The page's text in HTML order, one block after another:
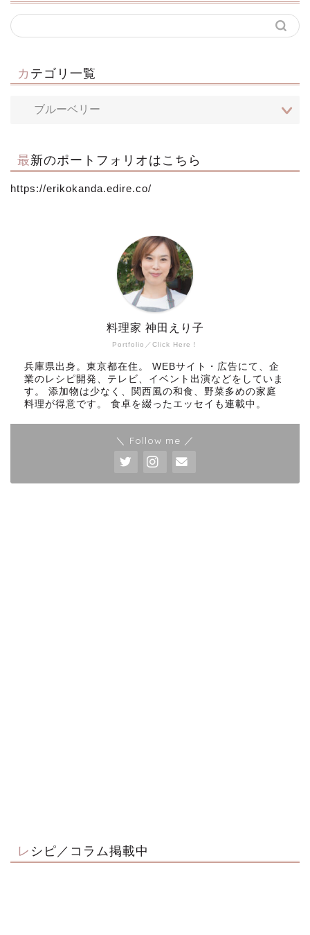
カテゴリ一覧
最新のポートフォリオはこちら
https://erikokanda.edire.co/
Portfolio／Click Here！
料理家 神田えり子
兵庫県出身。東京都在住。 WEBサイト・広告にて、企
業のレシピ開発、テレビ、イベント出演などをしていま
す。 添加物は少なく、関西風の和食、野菜多めの家庭
料理が得意です。 食卓を綴ったエッセイも連載中。
＼ Follow me ／
レシピ／コラム掲載中